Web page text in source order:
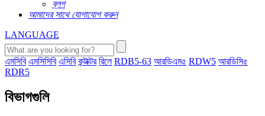
ব্লগ
আমাদের সাথে যোগাযোগ করুন
LANGUAGE
এমসিবি এমসিসিবি এসিবি কন্টাক্টর রিলে RDB5-63 আরডিএম৫ RDW5 আরডিসি৫
RDR5
বিভাগগুলি